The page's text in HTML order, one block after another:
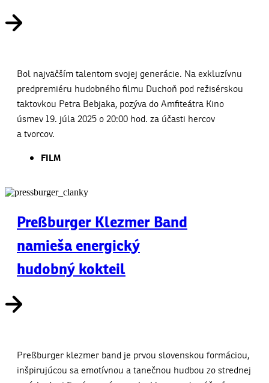
Bol najväčším talentom svojej generácie. Na exkluzívnu
predpremiéru hudobného filmu Duchoň pod režisérskou
taktovkou Petra Bebjaka, pozýva do Amfiteátra Kino
úsmev 19. júla 2025 o 20:00 hod. za účasti hercov
a tvorcov.
FILM
Preßburger Klezmer Band
namieša energický
hudobný kokteil
Preßburger klezmer band je prvou slovenskou formáciou,
inšpirujúcou sa emotívnou a tanečnou hudbou zo strednej